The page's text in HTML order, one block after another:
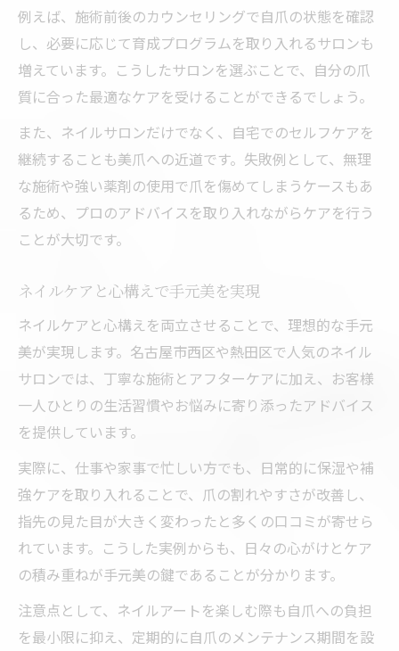
例えば、施術前後のカウンセリングで自爪の状態を確認
し、必要に応じて育成プログラムを取り入れるサロンも
増えています。こうしたサロンを選ぶことで、自分の爪
質に合った最適なケアを受けることができるでしょう。
また、ネイルサロンだけでなく、自宅でのセルフケアを
継続することも美爪への近道です。失敗例として、無理
な施術や強い薬剤の使用で爪を傷めてしまうケースもあ
るため、プロのアドバイスを取り入れながらケアを行う
ことが大切です。
ネイルケアと心構えで手元美を実現
ネイルケアと心構えを両立させることで、理想的な手元
美が実現します。名古屋市西区や熱田区で人気のネイル
サロンでは、丁寧な施術とアフターケアに加え、お客様
一人ひとりの生活習慣やお悩みに寄り添ったアドバイス
を提供しています。
実際に、仕事や家事で忙しい方でも、日常的に保湿や補
強ケアを取り入れることで、爪の割れやすさが改善し、
指先の見た目が大きく変わったと多くの口コミが寄せら
れています。こうした実例からも、日々の心がけとケア
の積み重ねが手元美の鍵であることが分かります。
注意点として、ネイルアートを楽しむ際も自爪への負担
を最小限に抑え、定期的に自爪のメンテナンス期間を設